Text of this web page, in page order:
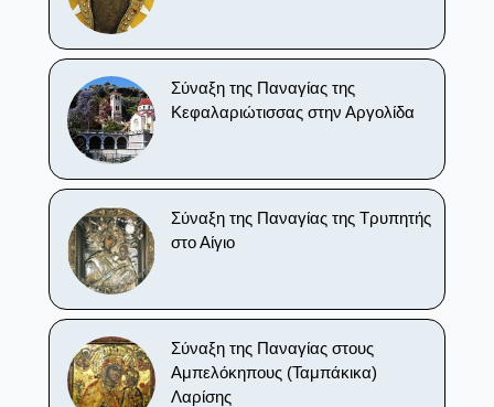
Σύναξη της Παναγίας της
Κεφαλαριώτισσας στην Αργολίδα
Σύναξη της Παναγίας της Τρυπητής
στο Αίγιο
Σύναξη της Παναγίας στους
Αμπελόκηπους (Ταμπάκικα)
Λαρίσης